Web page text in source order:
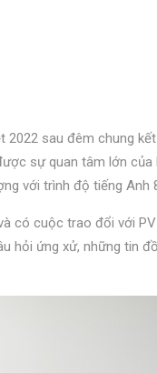
2022 sau đêm chung
sự quan tâm lớn của
với trình độ tiếng Anh
có cuộc trao đổi với PV
hỏi ứng xử, những tin